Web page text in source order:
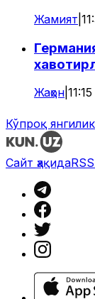
Жамият
Жаҳон 11:15
Кўпроқ
Сайт ҳақидаRSS